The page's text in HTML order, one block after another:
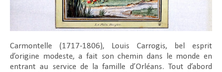
Carmontelle (1717-1806), Louis Carrogis, bel esprit
d’origine modeste, a fait son chemin dans le monde en
entrant au service de la famille d’Orléans. Tout d’abord